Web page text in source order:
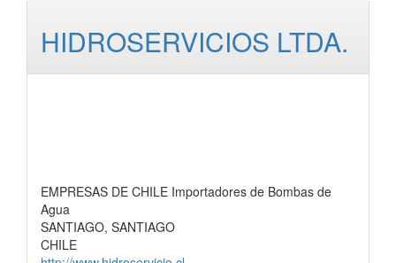
HIDROSERVICIOS LTDA.
EMPRESAS DE CHILE Importadores de Bombas de
Agua
SANTIAGO, SANTIAGO
CHILE